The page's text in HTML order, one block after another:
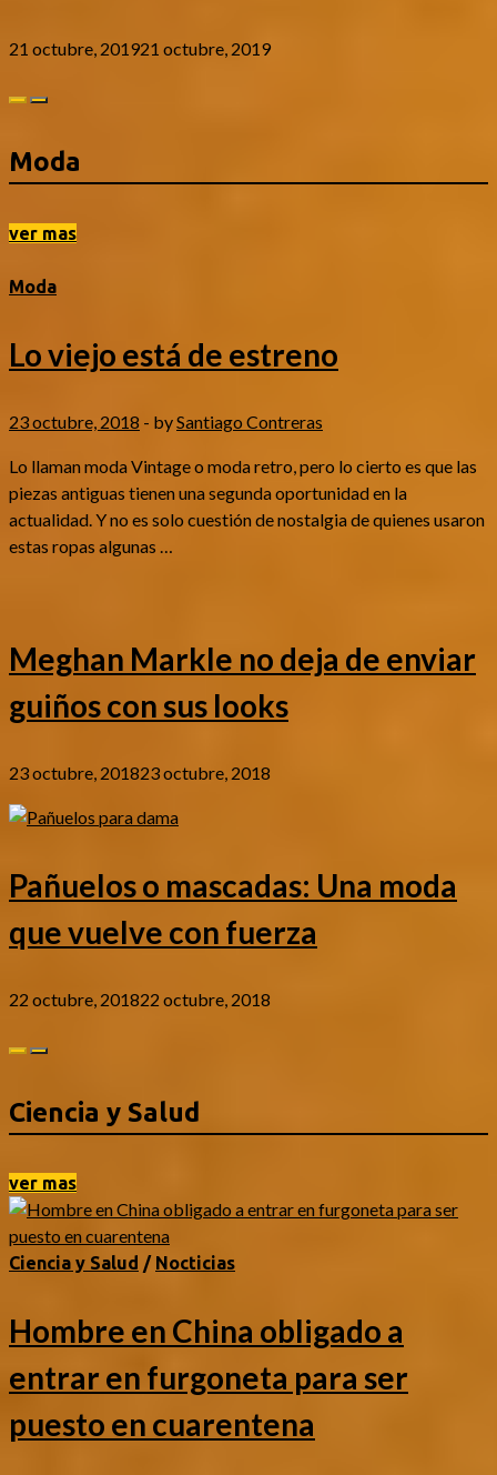
21 octubre, 201921 octubre, 2019
Moda
ver mas
Moda
Lo viejo está de estreno
23 octubre, 2018 - bySantiago Contreras
Lo llaman moda Vintage o moda retro, pero lo cierto es que las
piezas antiguas tienen una segunda oportunidad en la
actualidad. Y no es solo cuestión de nostalgia de quienes usaron
estas ropas algunas …
Meghan Markle no deja de enviar
guiños con sus looks
23 octubre, 201823 octubre, 2018
Pañuelos o mascadas: Una moda
que vuelve con fuerza
22 octubre, 201822 octubre, 2018
Ciencia y Salud
ver mas
Ciencia y Salud / Nocticias
Hombre en China obligado a
entrar en furgoneta para ser
puesto en cuarentena